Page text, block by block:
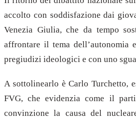
accolto con soddisfazione dai
Venezia Giulia, che da tempo
affrontare il tema dell’autonomia
pregiudizi ideologici e con uno
A sottolinearlo è Carlo Turchetto,
FVG, che evidenzia come il
convinzione la causa del